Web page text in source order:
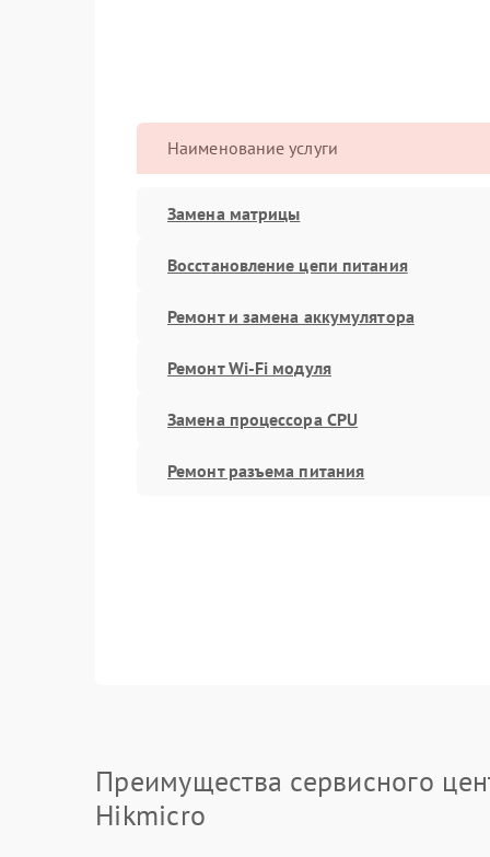
Наименование услуги
Замена матрицы
Восстановление цепи питания
Ремонт и замена аккумулятора
Ремонт Wi-Fi модуля
Замена процессора CPU
Ремонт разъема питания
Преимущества сервисного
Hikmicro